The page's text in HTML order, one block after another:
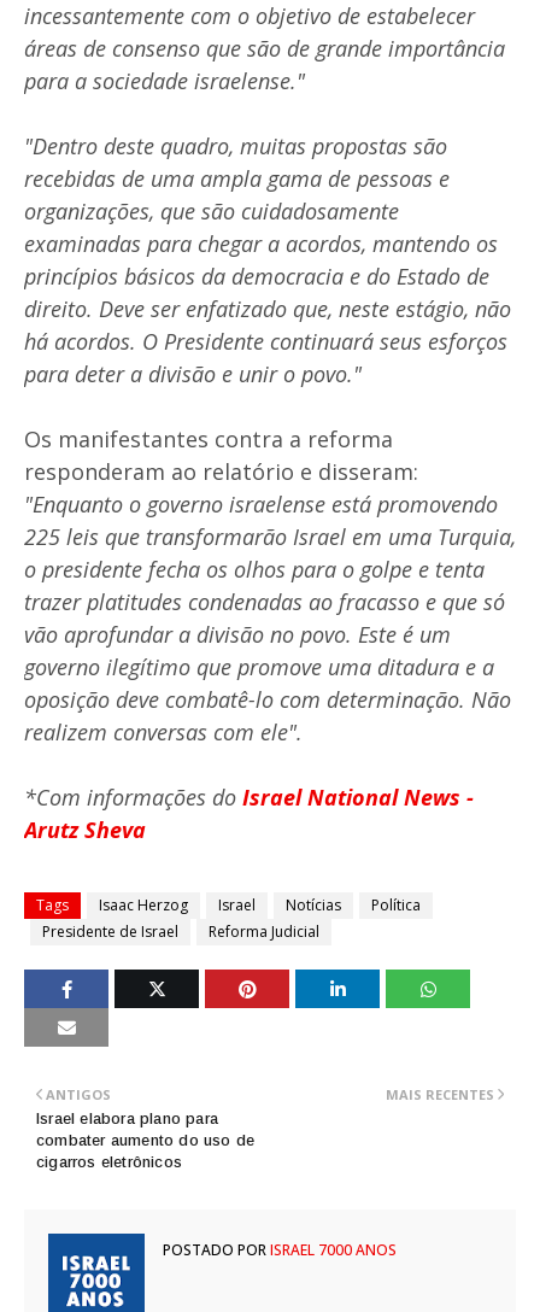
incessantemente com o objetivo de estabelecer
áreas de consenso que são de grande importância
para a sociedade israelense."
"Dentro deste quadro, muitas propostas são
recebidas de uma ampla gama de pessoas e
organizações, que são cuidadosamente
examinadas para chegar a acordos, mantendo os
princípios básicos da democracia e do Estado de
direito. Deve ser enfatizado que, neste estágio, não
há acordos. O Presidente continuará seus esforços
para deter a divisão e unir o povo."
Os manifestantes contra a reforma
responderam ao relatório e disseram:
"Enquanto o governo israelense está promovendo
225 leis que transformarão Israel em uma Turquia,
o presidente fecha os olhos para o golpe e tenta
trazer platitudes condenadas ao fracasso e que só
vão aprofundar a divisão no povo. Este é um
governo ilegítimo que promove uma ditadura e a
oposição deve combatê-lo com determinação. Não
realizem conversas com ele".
*Com informações do Israel National News -
Arutz Sheva
Tags Isaac Herzog Israel Notícias
Política
Presidente de Israel
Reforma Judicial
MAIS RECENTES
ANTIGOS
Israel elabora plano para
combater aumento do uso de
cigarros eletrônicos
POSTADO PORISRAEL 7000 ANOS